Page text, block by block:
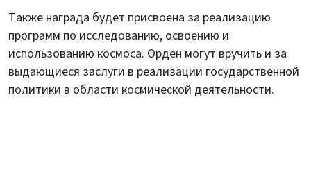
Также награда будет присвоена за реализацию
программ по исследованию, освоению и
использованию космоса. Орден могут вручить и за
выдающиеся заслуги в реализации государственной
политики в области космической деятельности.